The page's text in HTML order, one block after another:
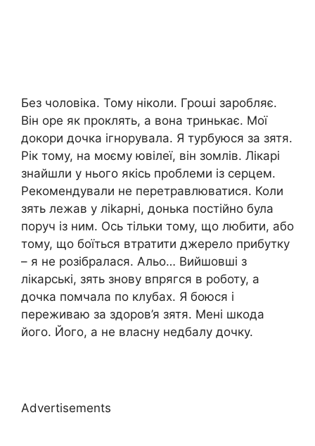
Без чоловіка. Тому ніколи. Гроաі заробляє.
Він оре як проклять, а вона тринькає. Мої
докори дочка ігнорувала. Я турбуюся за зятя.
Рік тому, на моєму ювілеї, він зомлів. Лікарі
знайшли у нього якісь проблеми із серцем.
Рекомендували не перетравлюватися. Коли
зять лежав у ліkарні, донька постійно була
поруч із ним. Ось тільки тому, що любити, або
тому, що боїться втратити джерело прибутку
– я не розібралася. Альо… Вийшовші з
лікарські, зять знову впрягся в роботу, а
дочка помчала по клубах. Я боюся і
переживаю за здоров’я зятя. Мені шкода
його. Його, а не власну недбалу дочку.
Advertisements